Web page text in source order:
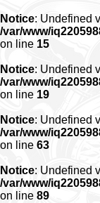
Notice: Undefined
/var/www/
on line 15
Notice: Undefined
/var/www/
on line 19
Notice: Undefined
/var/www/
on line 63
Notice: Undefined
/var/www/
on line 89